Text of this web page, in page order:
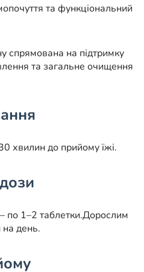
та функціональний
спрямована на підтримку
та загальне очищення
хвилин до прийому їжі.
по 1–2 таблетки.Дорослим
день.